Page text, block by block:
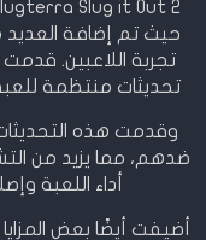
حيث تم إضافة العديد
تحديثات منتظمة للعبة
وقدمت هذه
ضدهم، مما يزيد من
أداء اللعبة
أضيفت أيضًا بعض